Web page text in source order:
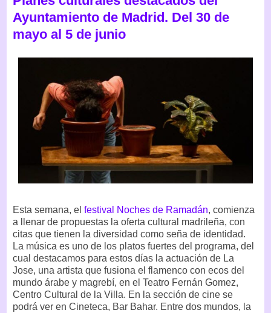
Ayuntamiento de Madrid. Del 30 de
mayo al 5 de junio
Esta semana, el festival Noches de Ramadán, comienza
a llenar de propuestas la oferta cultural madrileña, con
citas que tienen la diversidad como seña de identidad.
La música es uno de los platos fuertes del programa, del
cual destacamos para estos días la actuación de La
Jose, una artista que fusiona el flamenco con ecos del
mundo árabe y magrebí, en el Teatro Fernán Gomez,
Centro Cultural de la Villa. En la sección de cine se
podrá ver en Cineteca, Bar Bahar. Entre dos mundos, la